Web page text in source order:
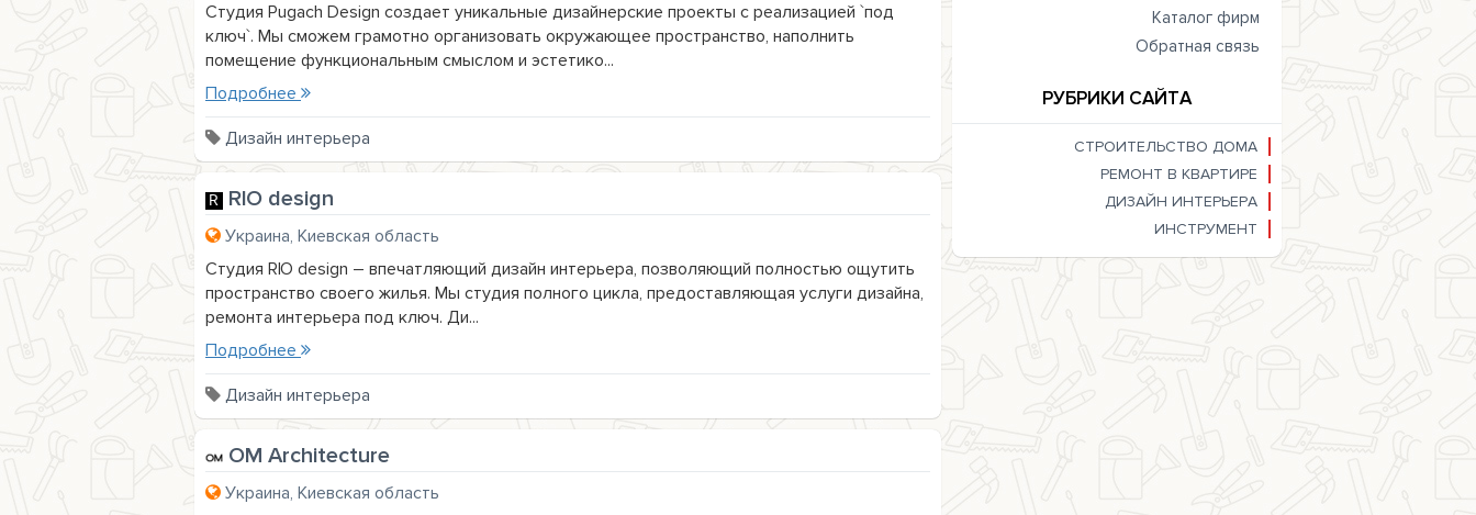
Студия Pugach Design создает уникальные дизайнерские проекты с реализацией `под
ключ`. Мы сможем грамотно организовать окружающее пространство, наполнить
помещение функциональным смыслом и эстетико...
Подробнее
Дизайн интерьера
RIO design
Украина, Киевская область
Студия RIO design – впечатляющий дизайн интерьера, позволяющий полностью ощутить
пространство своего жилья. Мы студия полного цикла, предоставляющая услуги дизайна,
ремонта интерьера под ключ. Ди...
Подробнее
Дизайн интерьера
OM Architecture
Украина, Киевская область
Каталог фирм
Обратная связь
РУБРИКИ САЙТА
СТРОИТЕЛЬСТВО ДОМА
РЕМОНТ В КВАРТИРЕ
ДИЗАЙН ИНТЕРЬЕРА
ИНСТРУМЕНТ